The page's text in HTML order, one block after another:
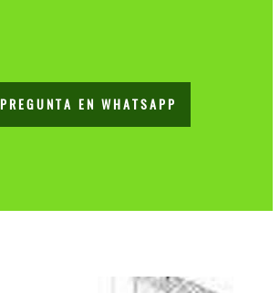
PREGUNTA EN WHATSAPP